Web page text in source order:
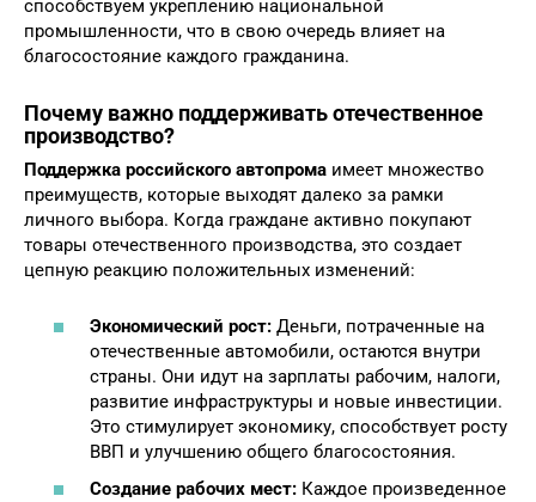
способствуем укреплению национальной
промышленности, что в свою очередь влияет на
благосостояние каждого гражданина.
Почему важно поддерживать отечественное
производство?
Поддержка российского автопрома имеет множество
преимуществ, которые выходят далеко за рамки
личного выбора. Когда граждане активно покупают
товары отечественного производства, это создает
цепную реакцию положительных изменений:
Экономический рост: Деньги, потраченные на
отечественные автомобили, остаются внутри
страны. Они идут на зарплаты рабочим, налоги,
развитие инфраструктуры и новые инвестиции.
Это стимулирует экономику, способствует росту
ВВП и улучшению общего благосостояния.
Создание рабочих мест: Каждое произведенное